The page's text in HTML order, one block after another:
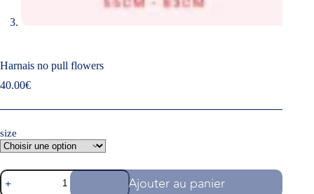
Harnais no pull flowers
40.00€
size
Ajouter au panier